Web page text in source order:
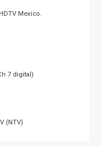
Mexico.
7 digital)
(NTV)